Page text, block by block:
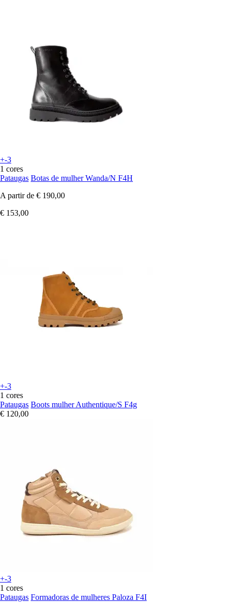
+-3
1 cores
Pataugas Botas de mulher Wanda/N F4H
A partir de € 190,00
€ 153,00
+-3
1 cores
Pataugas Boots mulher Authentique/S F4g
€ 120,00
+-3
1 cores
Pataugas Formadoras de mulheres Paloza F4I